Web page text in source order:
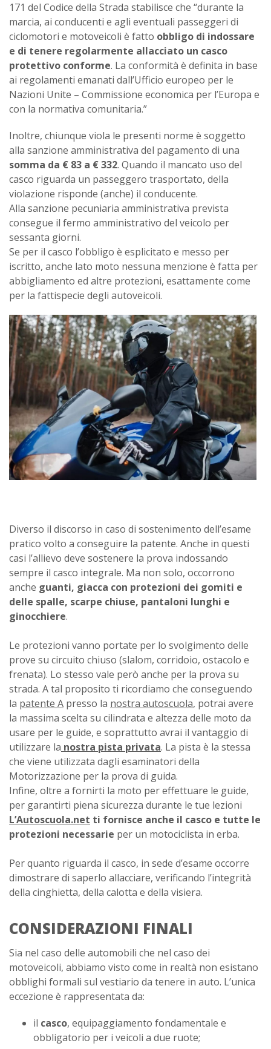
171 del Codice della Strada stabilisce che “durante la
marcia, ai conducenti e agli eventuali passeggeri di
ciclomotori e motoveicoli è fatto obbligo di indossare
e di tenere regolarmente allacciato un casco
protettivo conforme. La conformità è definita in base
ai regolamenti emanati dall’Ufficio europeo per le
Nazioni Unite – Commissione economica per l’Europa e
con la normativa comunitaria.”
Inoltre, chiunque viola le presenti norme è soggetto
alla sanzione amministrativa del pagamento di una
somma da € 83 a € 332. Quando il mancato uso del
casco riguarda un passeggero trasportato, della
violazione risponde (anche) il conducente.
Alla sanzione pecuniaria amministrativa prevista
consegue il fermo amministrativo del veicolo per
sessanta giorni.
Se per il casco l’obbligo è esplicitato e messo per
iscritto, anche lato moto nessuna menzione è fatta per
abbigliamento ed altre protezioni, esattamente come
per la fattispecie degli autoveicoli.
Diverso il discorso in caso di sostenimento dell’esame
pratico volto a conseguire la patente. Anche in questi
casi l’allievo deve sostenere la prova indossando
sempre il casco integrale. Ma non solo, occorrono
anche guanti, giacca con protezioni dei gomiti e
delle spalle, scarpe chiuse, pantaloni lunghi e
ginocchiere.
Le protezioni vanno portate per lo svolgimento delle
prove su circuito chiuso (slalom, corridoio, ostacolo e
frenata). Lo stesso vale però anche per la prova su
strada. A tal proposito ti ricordiamo che conseguendo
la patente A presso la nostra autoscuola, potrai avere
la massima scelta su cilindrata e altezza delle moto da
usare per le guide, e soprattutto avrai il vantaggio di
utilizzare la nostra pista privata. La pista è la stessa
che viene utilizzata dagli esaminatori della
Motorizzazione per la prova di guida.
Infine, oltre a fornirti la moto per effettuare le guide,
per garantirti piena sicurezza durante le tue lezioni
L’Autoscuola.net ti fornisce anche il casco e tutte le
protezioni necessarie per un motociclista in erba.
Per quanto riguarda il casco, in sede d’esame occorre
dimostrare di saperlo allacciare, verificando l’integrità
della cinghietta, della calotta e della visiera.
CONSIDERAZIONI FINALI
Sia nel caso delle automobili che nel caso dei
motoveicoli, abbiamo visto come in realtà non esistano
obblighi formali sul vestiario da tenere in auto. L’unica
eccezione è rappresentata da:
il casco, equipaggiamento fondamentale e
obbligatorio per i veicoli a due ruote;